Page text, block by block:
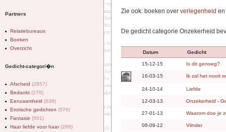
Zie ook: boeken over verlegenheid en
De gedicht categorie Onzekerheid
Datum Gedicht
15-12-15 Is dit genoeg?
16-03-15 Ik zal het nooit
24-10-14 Liefde
12-03-13 Onzekerheid -
27-01-13 Waarom doe je
08-09-12 Vlinder
Partners
Relatiebureaus
Boeken
Overzicht
Gedicht-categori�n
Afscheid (2857)
Bedankt (276)
Eenzaamheid (838)
Erotische gedichten (576)
Fantasie (501)
Haar liefde voor haar(268)